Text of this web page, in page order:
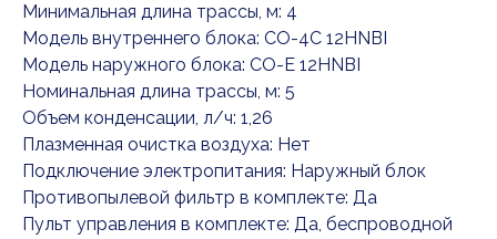
Минимальная длина трассы, м: 4
Модель внутреннего блока: CO-4C 12HNBI
Модель наружного блока: CO-E 12HNBI
Номинальная длина трассы, м: 5
Объем конденсации, л/ч: 1,26
Плазменная очистка воздуха: Нет
Подключение электропитания: Наружный блок
Противопылевой фильтр в комплекте: Да
Пульт управления в комплекте: Да, беспроводной